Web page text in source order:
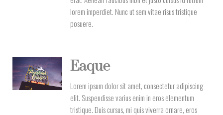
lorem imperdiet. Nunc ut sem vitae risus tristique
posuere.
Eaque
Lorem ipsum dolor sit amet, consectetur adipiscing
elit. Suspendisse varius enim in eros elementum
tristique. Duis cursus, mi quis viverra ornare, eros